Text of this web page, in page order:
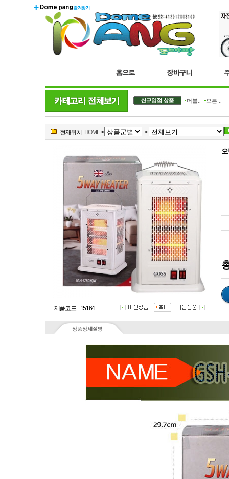
더블.. 오븐 ..
현재위치 : HOME> >
제품코드 : 15164